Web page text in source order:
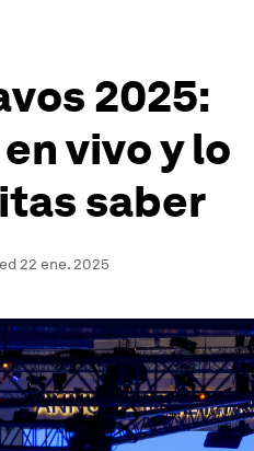
2025:
vivo y lo
saber
22 ene. 2025